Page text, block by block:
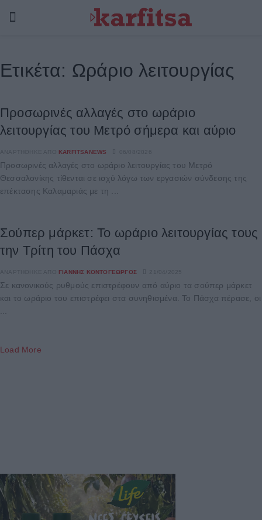
Ετικέτα: Ωράριο λειτουργίας
Προσωρινές αλλαγές στο ωράριο
λειτουργίας του Μετρό σήμερα και αύριο
ΑΝΑΡΤΉΘΗΚΕ ΑΠΌ KARFITSANEWS
Προσωρινές αλλαγές στο ωράριο λειτουργίας του Μετρό
Θεσσαλονίκης τίθενται σε ισχύ λόγω των εργασιών σύνδεσης της
επέκτασης Καλαμαριάς με τη ...
Σούπερ μάρκετ: Το ωράριο λειτουργίας τους
την Τρίτη του Πάσχα
ΑΝΑΡΤΉΘΗΚΕ ΑΠΌ ΓΙΆΝΝΗΣ ΚΟΝΤΟΓΕΏΡΓΟΣ
Σε κανονικούς ρυθμούς επιστρέφουν από αύριο τα σούπερ μάρκετ
και το ωράριο του επιστρέφει στα συνηθισμένα. Το Πάσχα πέρασε, οι
Load More